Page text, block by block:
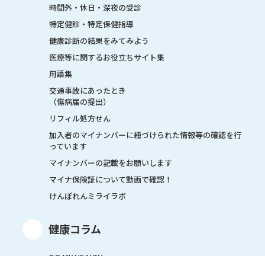
時間外・休日・深夜の受診
特定健診・特定保健指導
健康診断の結果をみてみよう
医療等に関するお役立ちサイト集
用語集
交通事故にあったとき
（傷病届の提出）
リフィル処方せん
加入者のマイナンバーに紐づけられた情報等の確認を行
っています
マイナンバーの記載をお願いします
マイナ保険証について動画で確認！
けんぽれんミライラボ
健康コラム